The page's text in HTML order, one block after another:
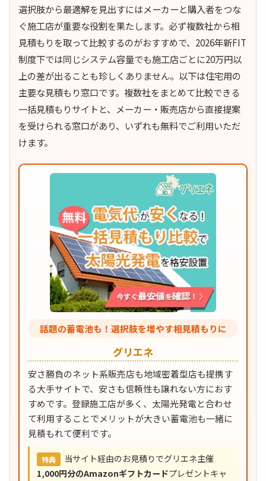
選択肢から最適解を見出すにはメーカーと購入者をつな
ぐ施工店が重要な役割を果たします。必ず複数社から相
見積もりを取って比較するのがおすすめで、2026年新FIT
制度下では同じシステム容量でも施工店ごとに20万円以
上の差が出ることも珍しくありません。以下は住宅用の
主要な見積もり窓口です。複数社をまとめて比較できる
一括見積もりサイトと、メーカー・販売店から直接提案
を受けられる窓口があり、いずれも無料でご利用いただ
けます。
話題の蓄電池も！選択肢を増やす相見積もりに
グリエネ
安さ勝負のネット系販売店も地域密着型店も提携す
る大手サイトで、安さも信頼性も譲れない方におす
すめです。登録施工店が多く、太陽光発電と合わせ
て利用することでメリットが大きい蓄電池も一緒に
見積もれて便利です。
特典
当サイト経由のお見積りでグリエネ主催
1,000円分のAmazonギフトカードプレゼントキャ